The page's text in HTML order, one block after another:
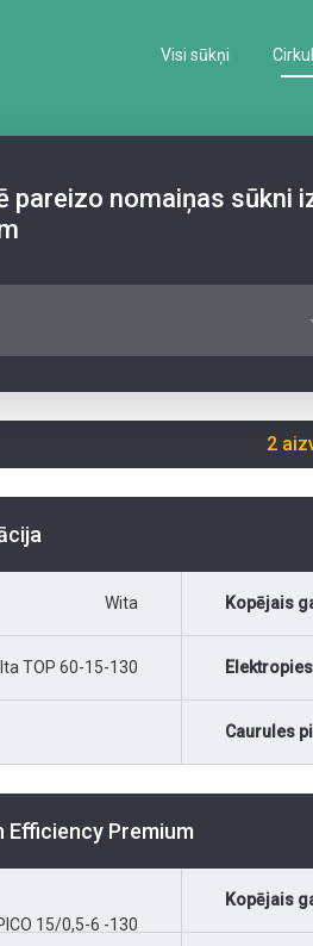
Visi sūkņi
pareizo nomaiņas sūkni
2
Wita
TOP 60-15-130
Kopējais
Caurules
Efficiency Premium
15/0,5-6 -130
Kopējais